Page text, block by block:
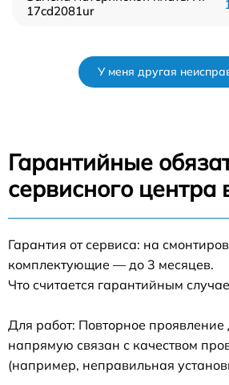
17cd2081ur
У меня другая
Гарантийные
сервисного центра
Гарантия от сервиса: на
комплектующие — до 3 месяцев.
Что считается гарантийным
Для работ: Повторное
напрямую связан с качеством
(например, неправильная